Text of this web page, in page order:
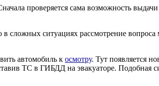
проверяется сама возможность
сложных ситуациях рассмотрение
автомобиль к осмотру. Тут появляется
ТС в ГИБДД на эвакуаторе. Подобная